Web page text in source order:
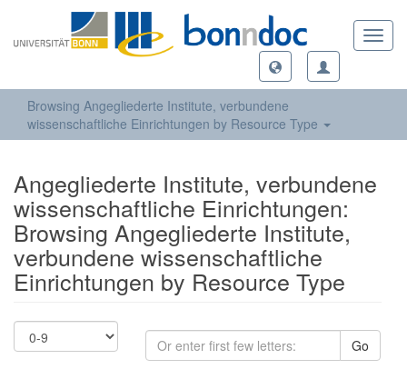
Browsing Angegliederte Institute, verbundene
wissenschaftliche Einrichtungen by Resource Type
Angegliederte Institute, verbundene
wissenschaftliche Einrichtungen:
Browsing Angegliederte Institute,
verbundene wissenschaftliche
Einrichtungen by Resource Type
Go